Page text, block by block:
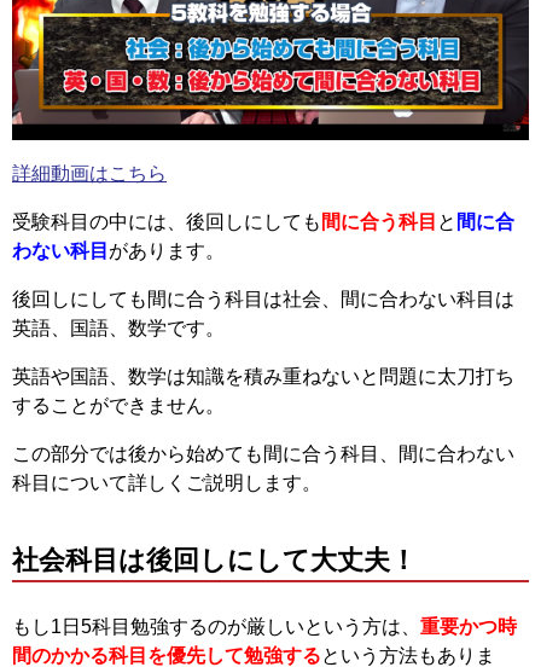
詳細動画はこちら
受験科目の中には、後回しにしても 間に合う科目 と 間に合
わない科目 があります。
後回しにしても間に合う科目は社会、間に合わない科目は
英語、国語、数学です。
英語や国語、数学は知識を積み重ねないと問題に太刀打ち
することができません。
この部分では後から始めても間に合う科目、間に合わない
科目について詳しくご説明します。
社会科目は後回しにして大丈夫！
もし1日5科目勉強するのが厳しいという方は、 重要かつ時
間のかかる科目を優先して勉強するという方法もありま